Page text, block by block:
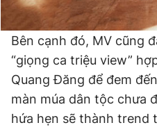
Bên cạnh đó, MV cũng
“giọng ca triệu view”
Quang Đăng để đem
màn múa dân tộc chưa
hứa hẹn sẽ thành trend